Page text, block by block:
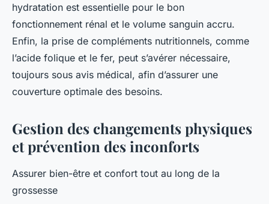
hydratation est essentielle pour le bon
fonctionnement rénal et le volume sanguin accru.
Enfin, la prise de compléments nutritionnels, comme
l’acide folique et le fer, peut s’avérer nécessaire,
toujours sous avis médical, afin d’assurer une
couverture optimale des besoins.
Gestion des changements physiques
et prévention des inconforts
Assurer bien-être et confort tout au long de la
grossesse